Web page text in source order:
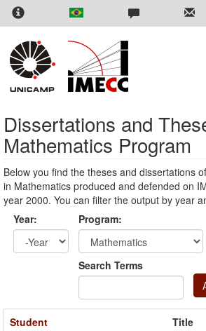
Skip
content
Dissertations and
Mathematics Program
Below you find the theses and dissertations
in Mathematics produced and defended on
year 2000. You can filter the output by year
Year:
Program:
Search Terms
Student
Title